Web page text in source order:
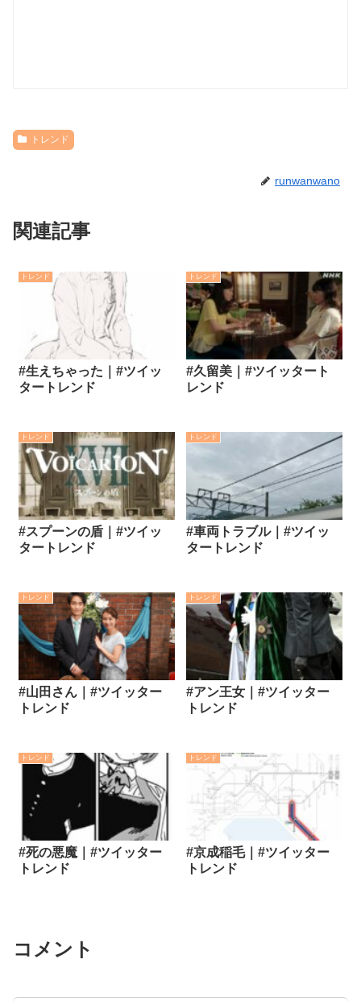
トレンド
runwanwano
関連記事
トレンド
#生えちゃった｜#ツイッ
タートレンド
トレンド
#久留美｜#ツイッタート
レンド
トレンド
#スプーンの盾｜#ツイッ
タートレンド
トレンド
#車両トラブル｜#ツイッ
タートレンド
トレンド
#山田さん｜#ツイッター
トレンド
トレンド
#アン王女｜#ツイッター
トレンド
トレンド
#死の悪魔｜#ツイッター
トレンド
トレンド
#京成稲毛｜#ツイッター
トレンド
コメント